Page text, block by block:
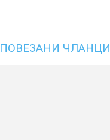
ПОВЕЗАНИ ЧЛАНЦИ